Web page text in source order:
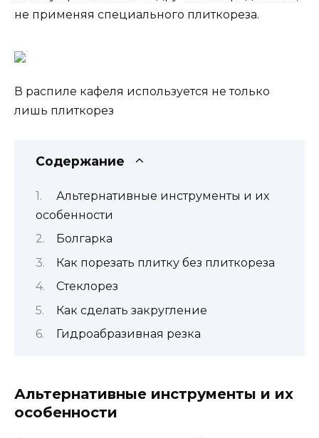
не применяя специального плиткореза.
В распиле кафеля используется не только
лишь плиткорез
Содержание
Альтернативные инструменты и их
особенности
Болгарка
Как порезать плитку без плиткореза
Стеклорез
Как сделать закругление
Гидроабразивная резка
Альтернативные инструменты и их
особенности